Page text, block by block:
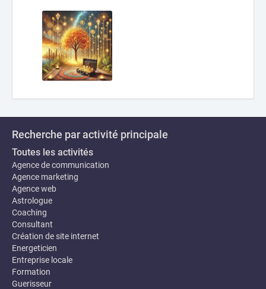
Recherche par activité principale
Toutes les activités
Agence de communication
Agence marketing
Agence web
Astrologue
Coaching
Consultant
Création de site internet
Energeticien
Entreprise locale
Formation
Guerisseur